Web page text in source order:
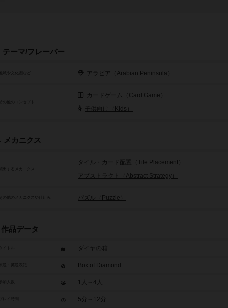
テーマ/フレーバー
地域や文化圏など アラビア（Arabian Peninsula）
その他のコンセプト
カードゲーム（Card Game）
子供向け（Kids）
メカニクス
頻出するメカニクス
タイル・カード配置（Tile Placement）
アブストラクト（Abstract Strategy）
その他のメカニクスや仕組み パズル（Puzzle）
作品データ
タイトル ダイヤの箱
Box of Diamond
参加人数 1人～4人
5分～12分